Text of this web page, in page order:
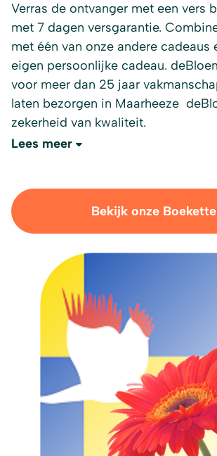
Verras de ontvanger met een vers
met 7 dagen versgarantie.
met één van onze andere cadeaus
eigen persoonlijke cadeau.
voor meer dan 25 jaar
laten bezorgen in Maarheeze
zekerheid van kwaliteit.
Lees meer
Bekijk onze